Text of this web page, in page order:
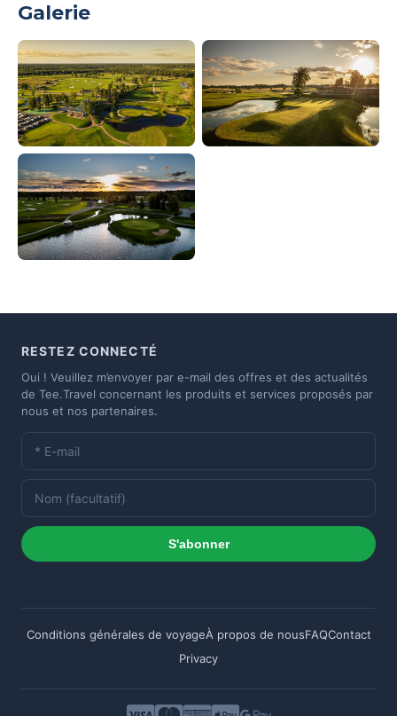
Galerie
RESTEZ CONNECTÉ
Oui ! Veuillez m’envoyer par e-mail des offres et des actualités
de Tee.Travel concernant les produits et services proposés par
nous et nos partenaires.
S'abonner
Conditions générales de voyageÀ propos de nousFAQContact
Privacy